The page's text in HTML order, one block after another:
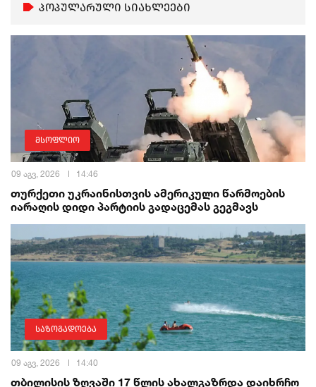
პოპულარული სიახლეები
მსოფლიო
09 აგვ, 2026 14:46
თურქეთი უკრაინისთვის ამერიკული წარმოების
იარაღის დიდი პარტიის გადაცემას გეგმავს
საზოგადოება
09 აგვ, 2026 14:40
თბილისის ზღვაში 17 წლის ახალგაზრდა დაიხრჩო